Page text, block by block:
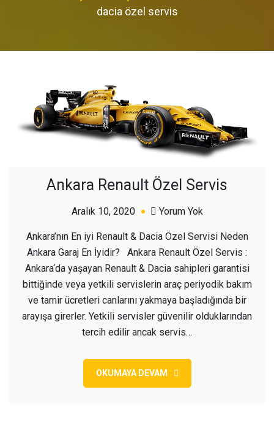
dacia özel servis
Ankara Renault Özel Servis
Aralık 10, 2020 Yorum Yokaçık
Renault
Özel
Servis
Ankara’nın En iyi Renault & Dacia Özel Servisi Neden
Ankara Garaj En İyidir? Ankara Renault Özel Servis :
Ankara‘da yaşayan Renault & Dacia sahipleri garantisi
bittiğinde veya yetkili servislerin araç periyodik bakım
ve tamir ücretleri canlarını yakmaya başladığında bir
arayışa girerler. Yetkili servisler güvenilir olduklarından
tercih edilir ancak servis…
OKUMAYA DEVAM